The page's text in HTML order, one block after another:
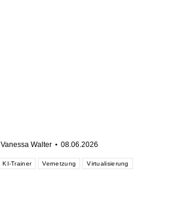
Vanessa Walter 08.06.2026
KI-Trainer Vernetzung Virtualisierung